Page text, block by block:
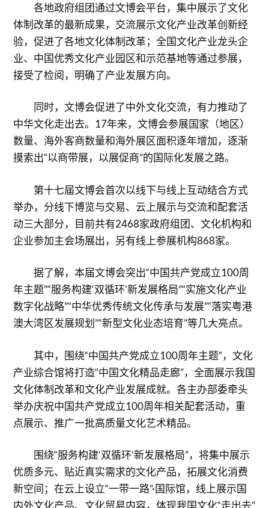
各地政府组团通过文博会平台，集中展示了文化
体制改革的最新成果，交流展示文化产业改革创新经
验，促进了各地文化体制改革；全国文化产业龙头企
业、中国优秀文化产业园区和示范基地等通过参展，
接受了检阅，明确了产业发展方向。
同时，文博会促进了中外文化交流，有力推动了
中华文化走出去。17年来，文博会参展国家（地区）
数量、海外客商数量和海外展区面积逐年增加，逐渐
摸索出“以商带展，以展促商”的国际化发展之路。
第十七届文博会首次以线下与线上互动结合方式
举办，分线下博览与交易、云上展示与交流和配套活
动三大部分，目前共有2468家政府组团、文化机构和
企业参加主会场展出，另有线上参展机构868家。
据了解，本届文博会突出“中国共产党成立100周
年主题”“服务构建‘双循环’新发展格局”“实施文化产业
数字化战略”“中华优秀传统文化传承与发展”“落实粤港
澳大湾区发展规划”“新型文化业态培育”等几大亮点。
其中，围绕“中国共产党成立100周年主题”，文化
产业综合馆将打造“中国文化精品走廊”，全面展示我国
文化体制改革和文化产业发展成就。各主办部委牵头
举办庆祝中国共产党成立100周年相关配套活动，重
点展示、推广一批高质量文化艺术精品。
围绕“服务构建‘双循环’新发展格局”，将集中展示
优质多元、贴近真实需求的文化产品，拓展文化消费
新空间；在云上设立“一带一路”·国际馆，线上展示国
内外文化产品、文化贸易内容，体现我国文化“走出去”